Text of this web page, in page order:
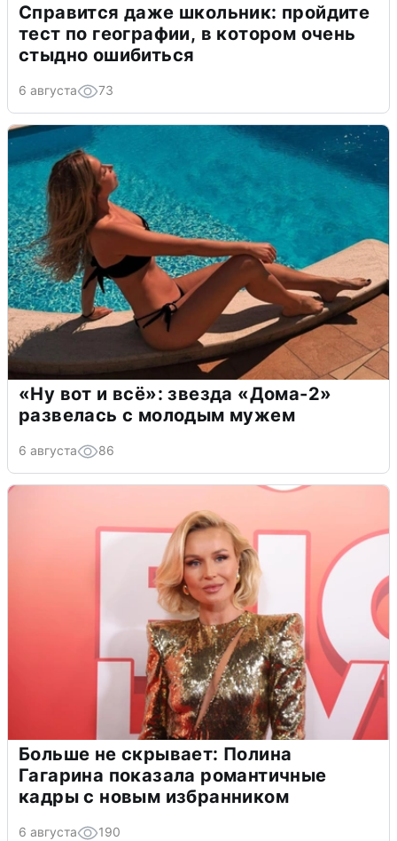
Справится даже школьник: пройдите
тест по географии, в котором очень
стыдно ошибиться
6 августа 73
«Ну вот и всё»: звезда «Дома-2»
развелась с молодым мужем
6 августа 86
Больше не скрывает: Полина
Гагарина показала романтичные
кадры с новым избранником
6 августа 190